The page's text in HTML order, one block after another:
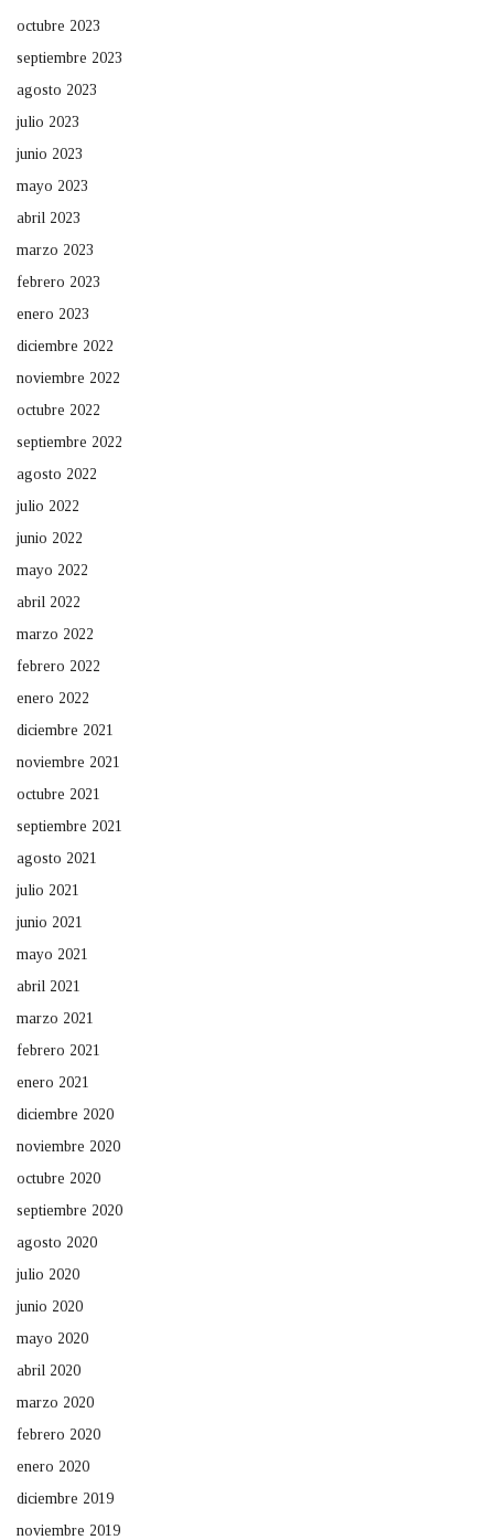
octubre 2023
septiembre 2023
agosto 2023
julio 2023
junio 2023
mayo 2023
abril 2023
marzo 2023
febrero 2023
enero 2023
diciembre 2022
noviembre 2022
octubre 2022
septiembre 2022
agosto 2022
julio 2022
junio 2022
mayo 2022
abril 2022
marzo 2022
febrero 2022
enero 2022
diciembre 2021
noviembre 2021
octubre 2021
septiembre 2021
agosto 2021
julio 2021
junio 2021
mayo 2021
abril 2021
marzo 2021
febrero 2021
enero 2021
diciembre 2020
noviembre 2020
octubre 2020
septiembre 2020
agosto 2020
julio 2020
junio 2020
mayo 2020
abril 2020
marzo 2020
febrero 2020
enero 2020
diciembre 2019
noviembre 2019